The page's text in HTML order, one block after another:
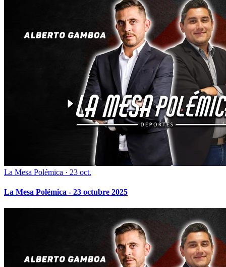
La Mesa Polémica · 23 oct.
La Mesa Polémica - 23 octubre 2025